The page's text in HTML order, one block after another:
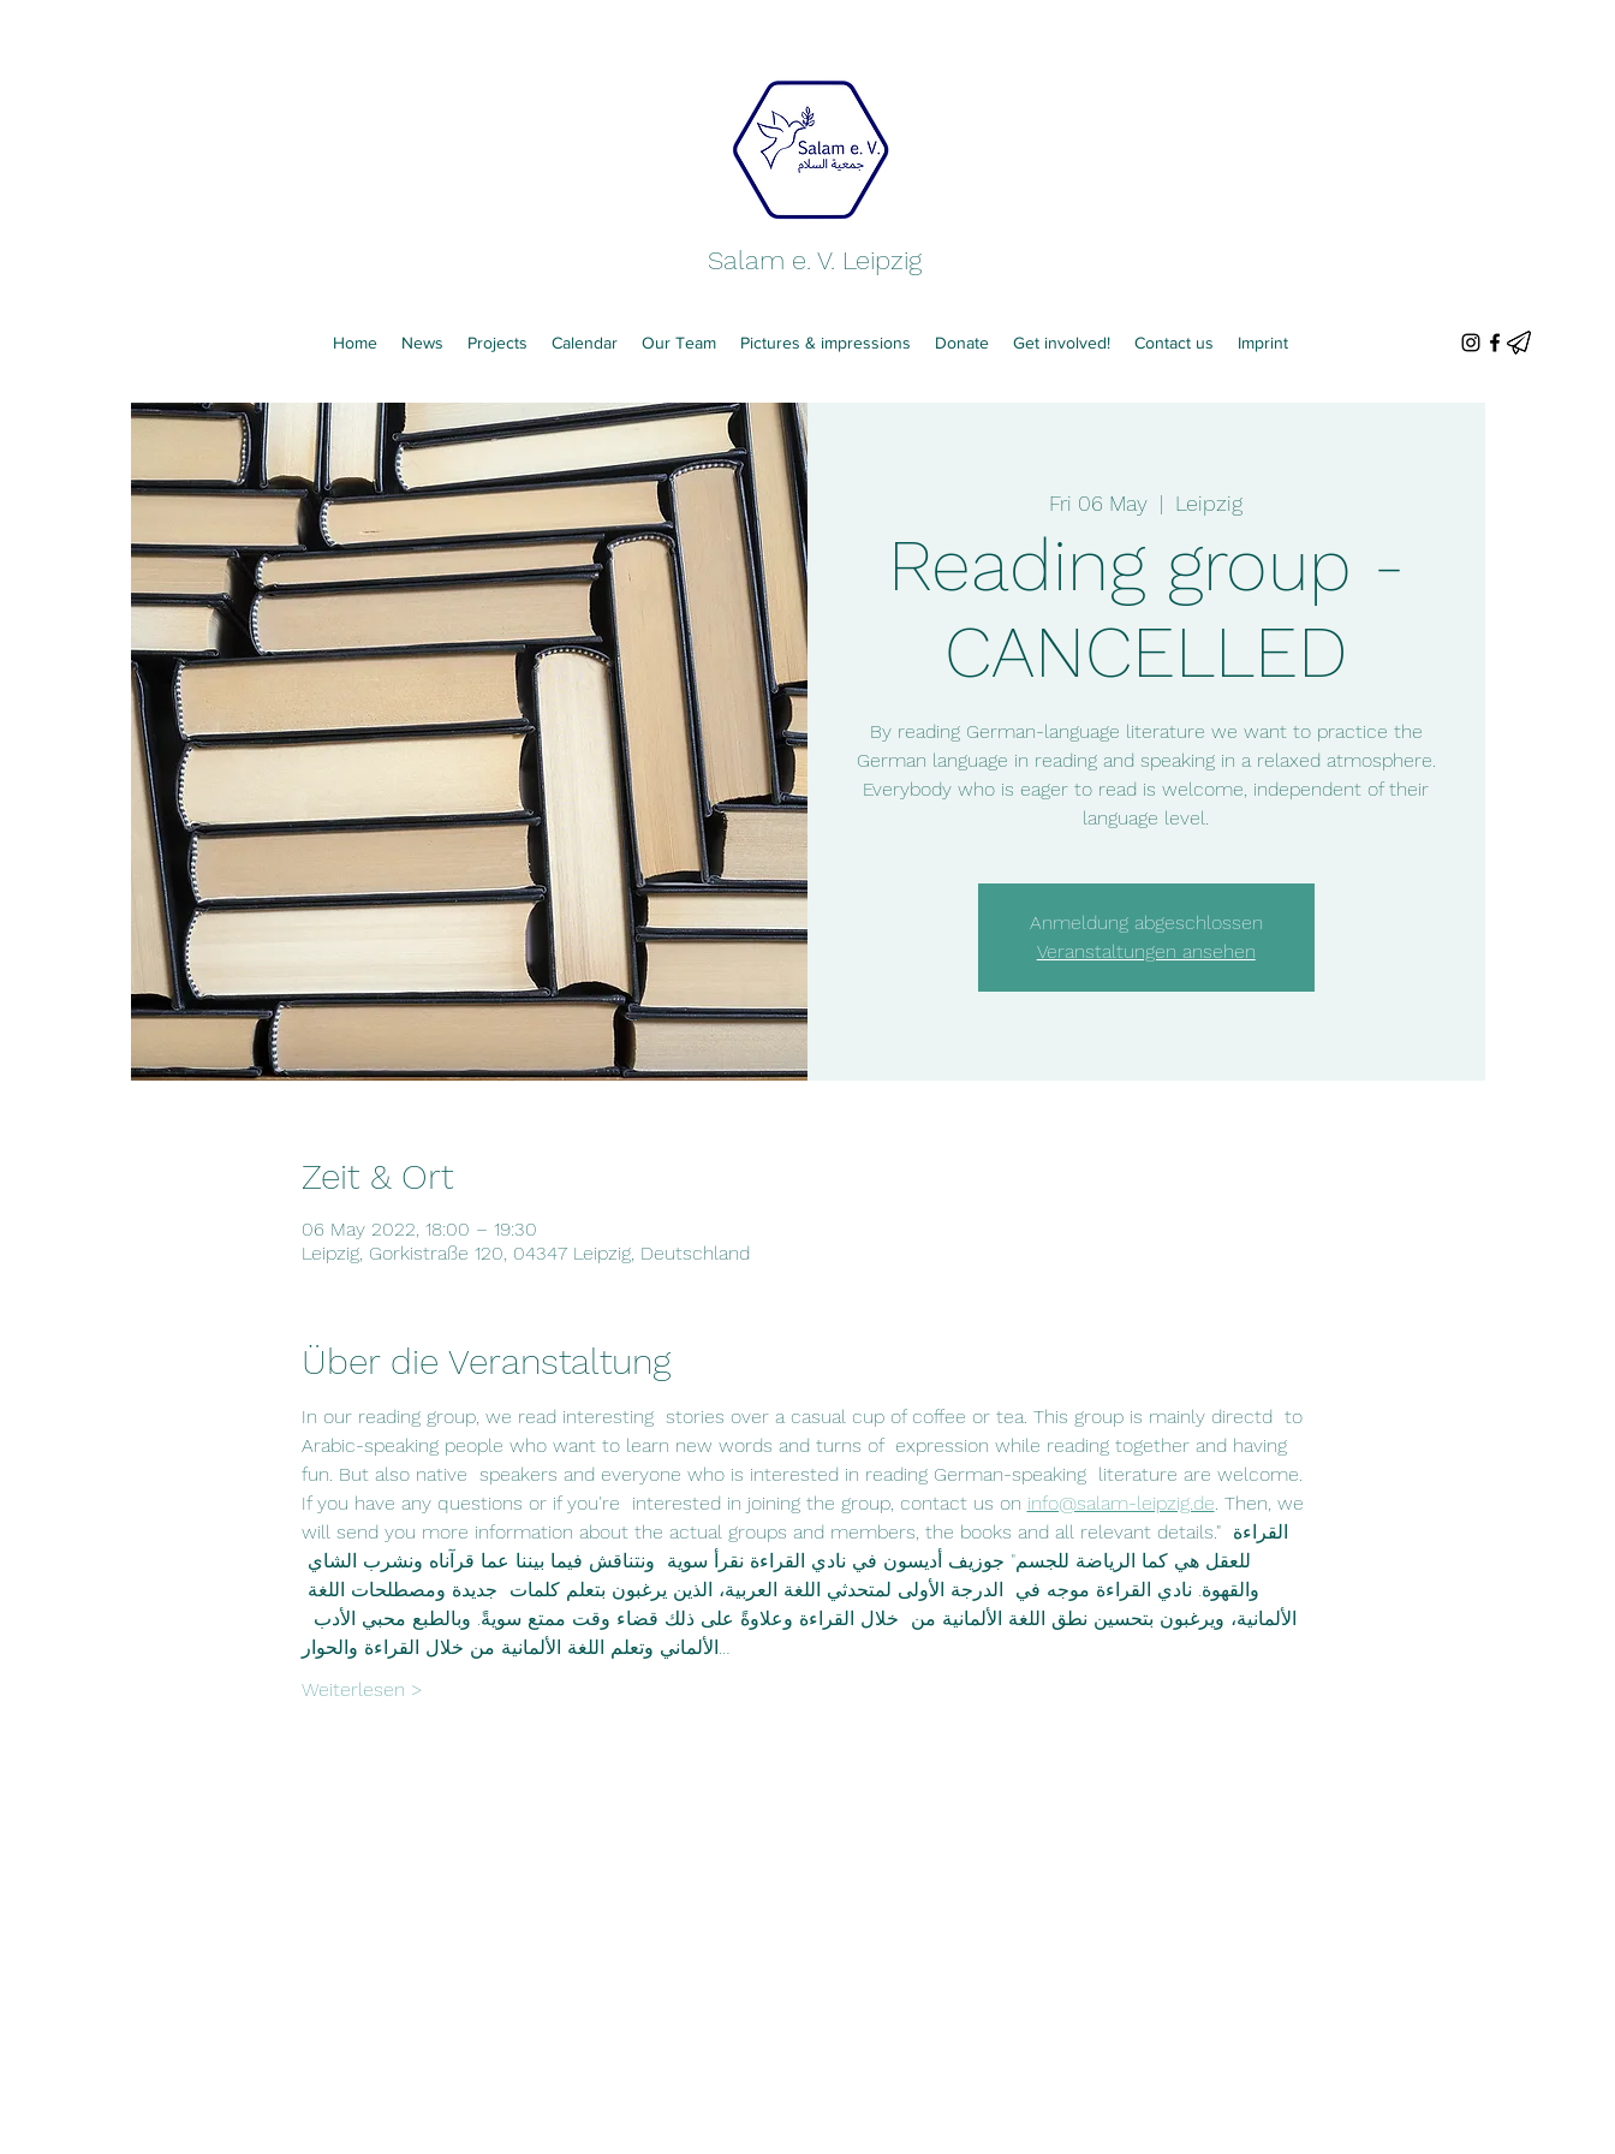
Salam e. V. Leipzig
Home News Projects Calendar Our Team Pictures & impressions Donate Get involved! Contact us Imprint
Fri 06 May
  |
Leipzig
Reading group -
CANCELLED
By reading German-language literature we want to practice the
German language in reading and speaking in a relaxed atmosphere.
Everybody who is eager to read is welcome, independent of their
language level.
Anmeldung abgeschlossen
Veranstaltungen ansehen
Zeit & Ort
06 May 2022, 18:00 – 19:30
Leipzig, Gorkistraße 120, 04347 Leipzig, Deutschland
Über die Veranstaltung
In our reading group, we read interesting  stories over a casual cup of coffee or tea. This group is mainly directd  to
Arabic-speaking people who want to learn new words and turns of  expression while reading together and having
fun. But also native  speakers and everyone who is interested in reading German-speaking  literature are welcome.
If you have any questions or if you're  interested in joining the group, contact us on info@salam-leipzig.de . Then, we
will send you more information about the actual groups and members, the books and all relevant details."القراءة
للعقل هي كما الرياضة للجسم" جوزيف أديسون في نادي القراءة نقرأ سوية  ونتناقش فيما بيننا عما قرآناه ونشرب الشاي
والقهوة. نادي القراءة موجه في  الدرجة الأولى لمتحدثي اللغة العربية، الذين يرغبون بتعلم كلمات  جديدة ومصطلحات اللغة
الألمانية، ويرغبون بتحسين نطق اللغة الألمانية من  خلال القراءة وعلاوةً على ذلك قضاء وقت ممتع سويةً. وبالطبع محبي الأدب
Weiterlesen >